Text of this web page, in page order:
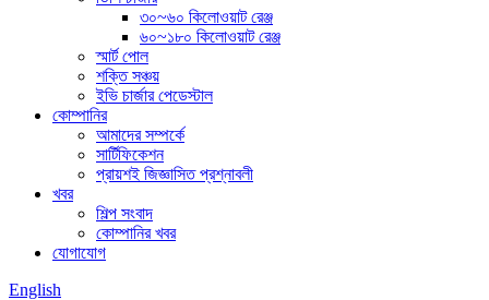
৩০~৬০ কিলোওয়াট রেঞ্জ
৬০~১৮০ কিলোওয়াট রেঞ্জ
স্মার্ট পোল
শক্তি সঞ্চয়
ইভি চার্জার পেডেস্টাল
কোম্পানির
আমাদের সম্পর্কে
সার্টিফিকেশন
প্রায়শই জিজ্ঞাসিত প্রশ্নাবলী
খবর
শিল্প সংবাদ
কোম্পানির খবর
যোগাযোগ
English